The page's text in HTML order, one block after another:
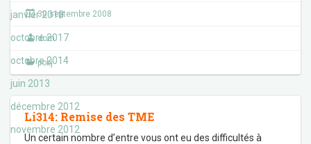
janvier 2018
octobre 2017
octobre 2014
juin 2013
décembre 2012
novembre 2012
30 septembre 2008
dom
pobj
Li314: Remise des TME
Un certain nombre d’entre vous ont eu des difficultés à